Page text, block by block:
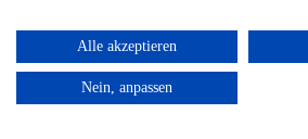
© 2026- Bagatelle Homburg
Alle akzeptieren
Nein, anpassen